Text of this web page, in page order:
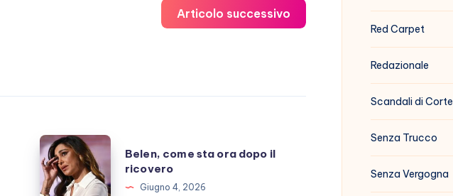
Articolo successivo
Belen,
come
sta
Belen, come sta ora dopo il
ricovero
Giugno 4, 2026
Red Carpet
Redazionale
Scandali di Corte
Senza Trucco
Senza Vergogna